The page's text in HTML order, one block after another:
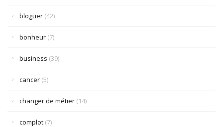
bloguer (42)
bonheur (7)
business (39)
cancer (5)
changer de métier (14)
complot (7)